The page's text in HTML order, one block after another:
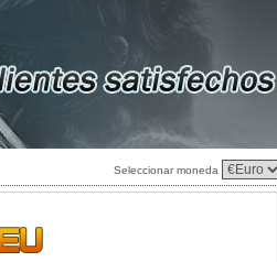
Seleccionar moneda